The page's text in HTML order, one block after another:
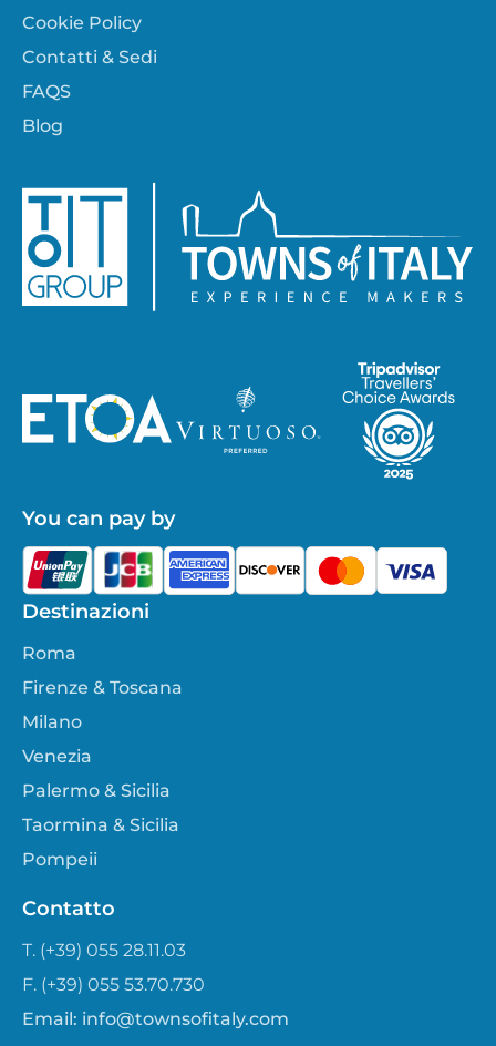
Destinazioni
Roma
Firenze & Toscana
Milano
Venezia
Palermo & Sicilia
Taormina & Sicilia
Pompeii
Cookie Policy
Contatti & Sedi
FAQS
Blog
Contatto
T. (+39) 055 28.11.03
F. (+39) 055 53.70.730
Email: info@townsofitaly.com
You can pay by